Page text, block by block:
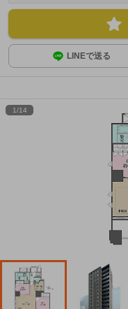
LINEで送る
1/14